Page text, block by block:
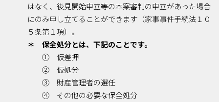
はなく、後見開始申立等の本案審判の申立があった場合
にのみ申し立てることができます（家事事件手続法１０
５条第１項）。
＊ 保全処分とは、下記のことです。
① 仮差押
② 仮処分
③ 財産管理者の選任
④ その他の必要な保全処分